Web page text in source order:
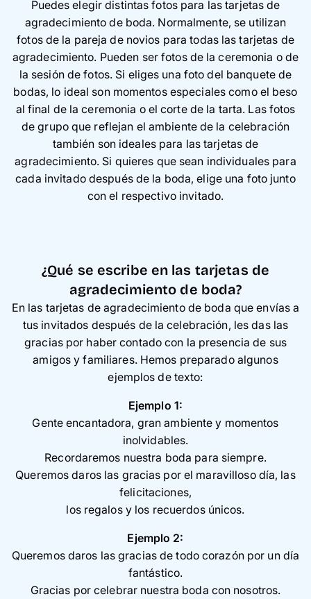
Puedes elegir distintas fotos para las tarjetas de
agradecimiento de boda. Normalmente, se utilizan
fotos de la pareja de novios para todas las tarjetas de
agradecimiento. Pueden ser fotos de la ceremonia o de
la sesión de fotos. Si eliges una foto del banquete de
bodas, lo ideal son momentos especiales como el beso
al final de la ceremonia o el corte de la tarta. Las fotos
de grupo que reflejan el ambiente de la celebración
también son ideales para las tarjetas de
agradecimiento. Si quieres que sean individuales para
cada invitado después de la boda, elige una foto junto
con el respectivo invitado.
¿Qué se escribe en las tarjetas de
agradecimiento de boda?
En las tarjetas de agradecimiento de boda que envías a
tus invitados después de la celebración, les das las
gracias por haber contado con la presencia de sus
amigos y familiares. Hemos preparado algunos
ejemplos de texto:
Ejemplo 1:
Gente encantadora, gran ambiente y momentos
inolvidables.
Recordaremos nuestra boda para siempre.
Queremos daros las gracias por el maravilloso día, las
felicitaciones,
los regalos y los recuerdos únicos.
Ejemplo 2:
Queremos daros las gracias de todo corazón por un día
fantástico.
Gracias por celebrar nuestra boda con nosotros.